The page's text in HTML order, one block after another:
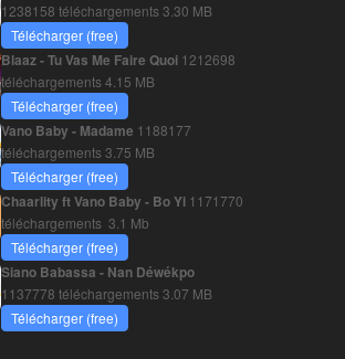
1238158 téléchargements3.30 MB
Télécharger (free)
Blaaz - Tu Vas Me Faire Quoi 1212698
téléchargements4.15 MB
Télécharger (free)
Vano Baby - Madame 1188177
téléchargements3.75 MB
Télécharger (free)
Chaarlity ft Vano Baby - Bo Yi 1171770
téléchargements 3.1 Mb
Télécharger (free)
Siano Babassa - Nan Déwékpo
1137778 téléchargements3.07 MB
Télécharger (free)